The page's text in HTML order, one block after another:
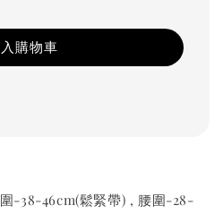
購物車
-38-46cm(鬆緊帶) , 腰圍-28-